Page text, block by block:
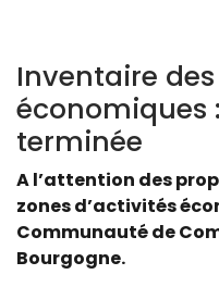
Inventaire
économiques
terminée
A l’attention des
zones d’activités
Communauté de
Bourgogne.